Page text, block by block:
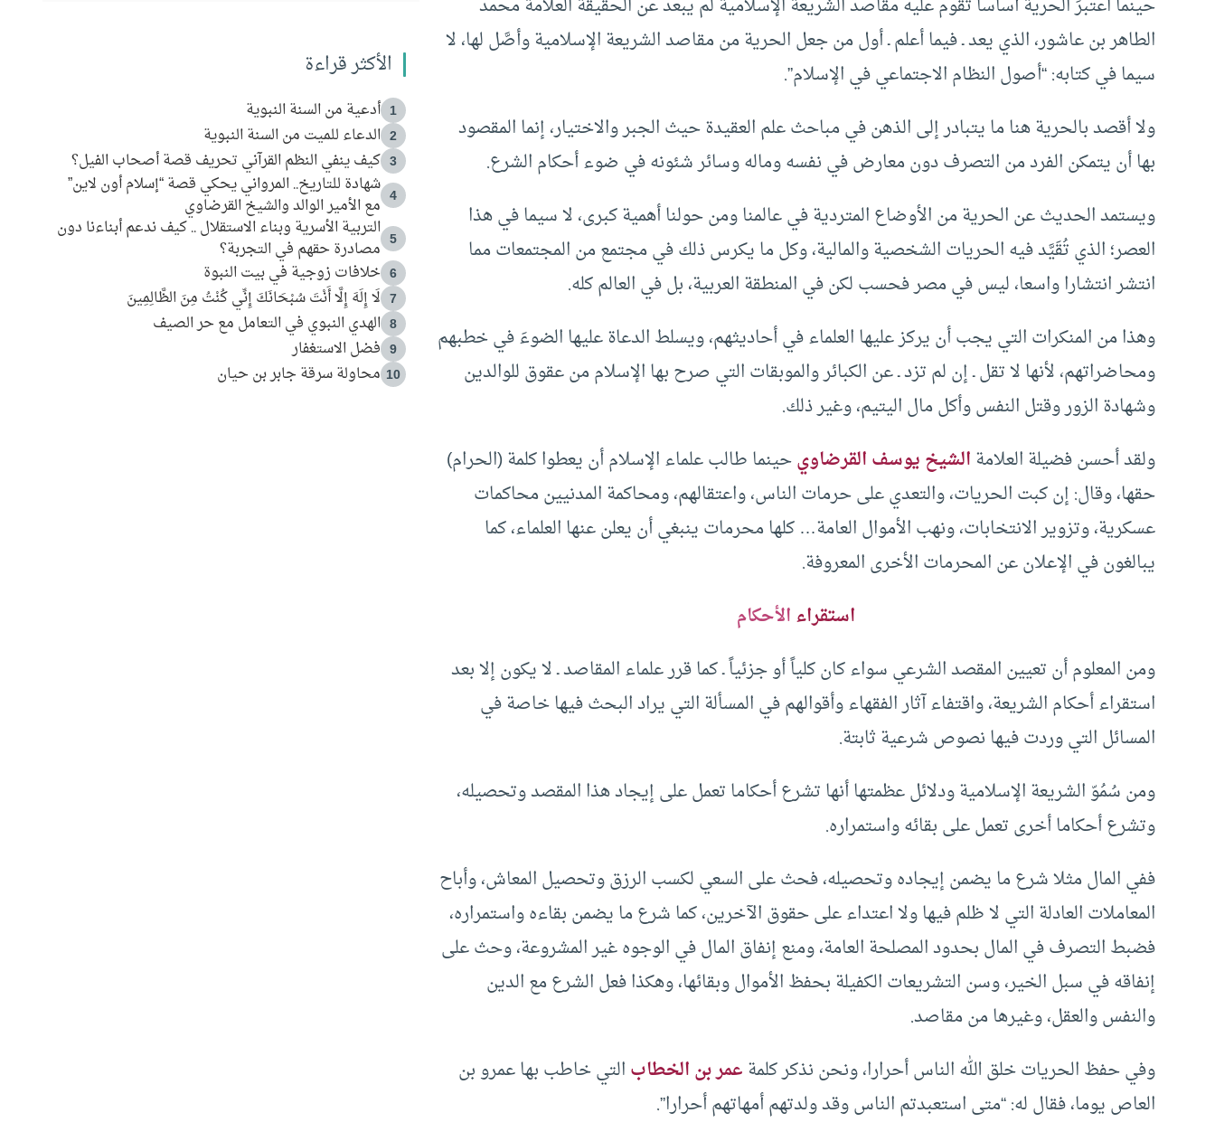
حينما اعتبرَ الحريةَ أساسا تقوم عليه مقاصد الشريعة الإسلامية لم يبعد عن الحقيقة العلامةُ محمد
الطاهر بن عاشور، الذي يعد ـ فيما أعلم ـ أول من جعل الحرية من مقاصد الشريعة الإسلامية وأصَّل لها، لا
سيما في كتابه: “أصول النظام الاجتماعي في الإسلام”.
ولا أقصد بالحرية هنا ما يتبادر إلى الذهن في مباحث علم العقيدة حيث الجبر والاختيار، إنما المقصود
بها أن يتمكن الفرد من التصرف دون معارض في نفسه وماله وسائر شئونه في ضوء أحكام الشرع.
ويستمد الحديث عن الحرية من الأوضاع المتردية في عالمنا ومن حولنا أهمية كبرى، لا سيما في هذا
العصر؛ الذي تُقَيَّد فيه الحريات الشخصية والمالية، وكل ما يكرس ذلك في مجتمع من المجتمعات مما
انتشر انتشارا واسعا، ليس في مصر فحسب لكن في المنطقة العربية، بل في العالم كله.
وهذا من المنكرات التي يجب أن يركز عليها العلماء في أحاديثهم، ويسلط الدعاة عليها الضوءَ في خطبهم
ومحاضراتهم، لأنها لا تقل ـ إن لم تزد ـ عن الكبائر والموبقات التي صرح بها الإسلام من عقوق للوالدين
وشهادة الزور وقتل النفس وأكل مال اليتيم، وغير ذلك.
ولقد أحسن فضيلة العلامةالشيخ يوسف القرضاويحينما طالب علماء الإسلام أن يعطوا كلمة (الحرام)
حقها، وقال: إن كبت الحريات، والتعدي على حرمات الناس، واعتقالهم، ومحاكمة المدنيين محاكمات
عسكرية، وتزوير الانتخابات، ونهب الأموال العامة… كلها محرمات ينبغي أن يعلن عنها العلماء، كما
يبالغون في الإعلان عن المحرمات الأخرى المعروفة.
استقراءالأحكام
ومن المعلوم أن تعيين المقصد الشرعي سواء كان كلياً أو جزئياً ـ كما قرر علماء المقاصد ـ لا يكون إلا بعد
استقراء أحكام الشريعة، واقتفاء آثار الفقهاء وأقوالهم في المسألة التي يراد البحث فيها خاصة في
المسائل التي وردت فيها نصوص شرعية ثابتة.
ومن سُمُوّ الشريعة الإسلامية ودلائل عظمتها أنها تشرع أحكاما تعمل على إيجاد هذا المقصد وتحصيله،
وتشرع أحكاما أخرى تعمل على بقائه واستمراره.
ففي المال مثلا شرع ما يضمن إيجاده وتحصيله، فحث على السعي لكسب الرزق وتحصيل المعاش، وأباح
المعاملات العادلة التي لا ظلم فيها ولا اعتداء على حقوق الآخرين، كما شرع ما يضمن بقاءه واستمراره،
فضبط التصرف في المال بحدود المصلحة العامة، ومنع إنفاق المال في الوجوه غير المشروعة، وحث على
إنفاقه في سبل الخير، وسن التشريعات الكفيلة بحفظ الأموال وبقائها، وهكذا فعل الشرع مع الدين
والنفس والعقل، وغيرها من مقاصد.
وفي حفظ الحريات خلق الله الناس أحرارا، ونحن نذكر كلمةعمر بن الخطابالتي خاطب بها عمرو بن
العاص يوما، فقال له: “متى استعبدتم الناس وقد ولدتهم أمهاتهم أحرارا”.
الأكثر قراءة
1 أدعية من السنة النبوية
2 الدعاء للميت من السنة النبوية
3 كيف ينفي النظم القرآني تحريف قصة أصحاب الفيل؟
4
شهادة للتاريخ.. المرواني يحكي قصة “إسلام أون لاين”
مع الأمير الوالد والشيخ القرضاوي
5
التربية الأسرية وبناء الاستقلال .. كيف ندعم أبناءنا دون
مصادرة حقهم في التجربة؟
6 خلافات زوجية في بيت النبوة
7 لَا إِلَهَ إِلَّا أَنْتَ سُبْحَانَكَ إِنِّي كُنْتُ مِنَ الظَّالِمِينَ
8 الهدي النبوي في التعامل مع حر الصيف
9 فضل الاستغفار
10 محاولة سرقة جابر بن حيان